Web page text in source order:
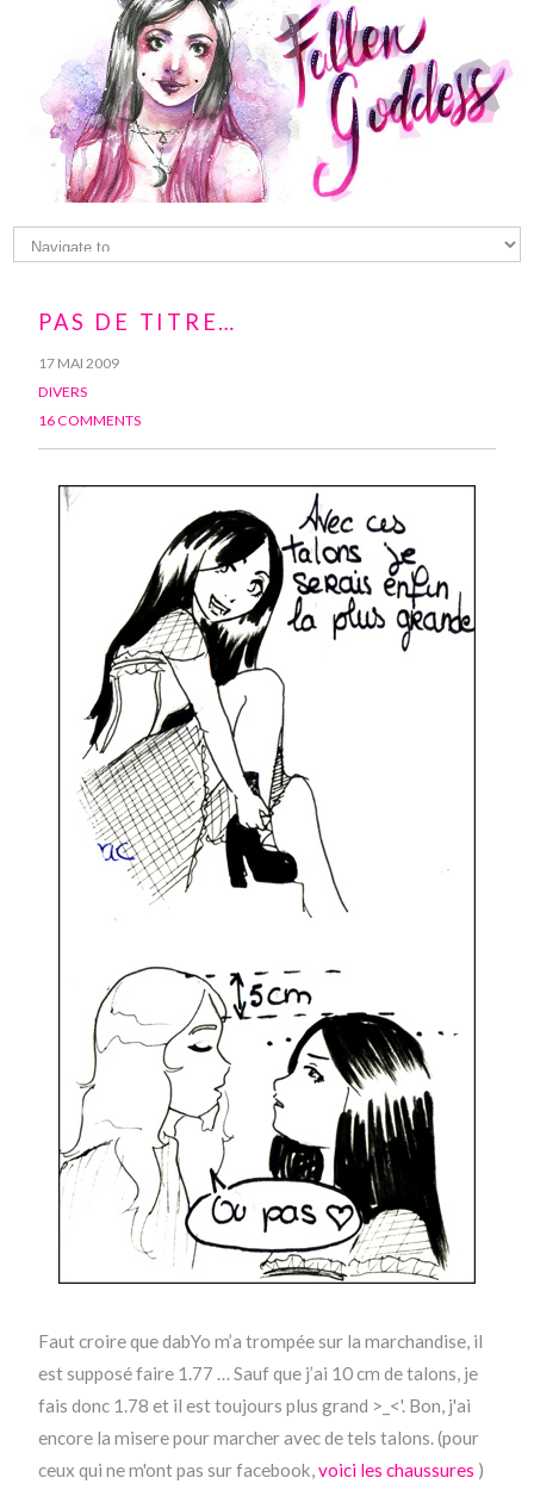
PAS DE TITRE…
17 MAI 2009
DIVERS
16 COMMENTS
Faut croire que dabYo m’a trompée sur la marchandise, il
est supposé faire 1.77 … Sauf que j’ai 10 cm de talons, je
fais donc 1.78 et il est toujours plus grand >_<'. Bon, j'ai
encore la misere pour marcher avec de tels talons. (pour
ceux qui ne m'ont pas sur facebook,voici les chaussures )